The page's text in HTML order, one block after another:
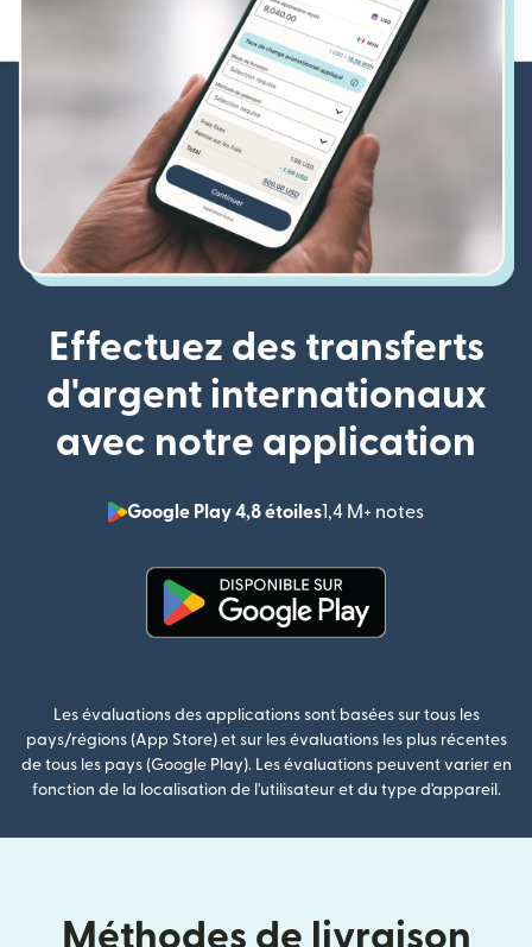
Effectuez des transferts
d'argent internationaux
avec notre application
Google Play 4,8 étoiles1,4 M+ notes
Les évaluations des applications sont basées sur tous les
pays/régions (App Store) et sur les évaluations les plus récentes
de tous les pays (Google Play). Les évaluations peuvent varier en
fonction de la localisation de l'utilisateur et du type d'appareil.
Méthodes de livraison